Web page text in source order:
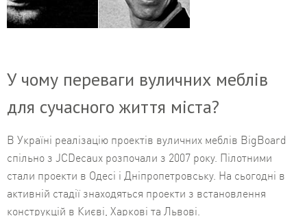
У чому переваги вуличних меблів
для сучасного життя міста?
В Україні реалізацію проектів вуличних меблів BigBoard
спільно з JCDecaux розпочали з 2007 року. Пілотними
стали проекти в Одесі і Дніпропетровську. На сьогодні в
активній стадії знаходяться проекти з встановлення
конструкцій в Києві, Харкові та Львові.